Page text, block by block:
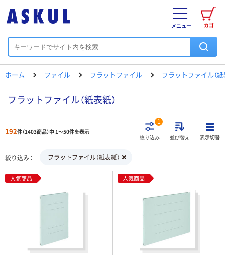
カゴ
メニュー
ホーム ファイル フラットファイル フラットファイル（紙
フラットファイル（紙表紙）
192件（1403商品）中 1～50件を表示
絞り込み
1
並び替え 表示切替
絞り込み フラットファイル（紙表紙）
人気商品 人気商品